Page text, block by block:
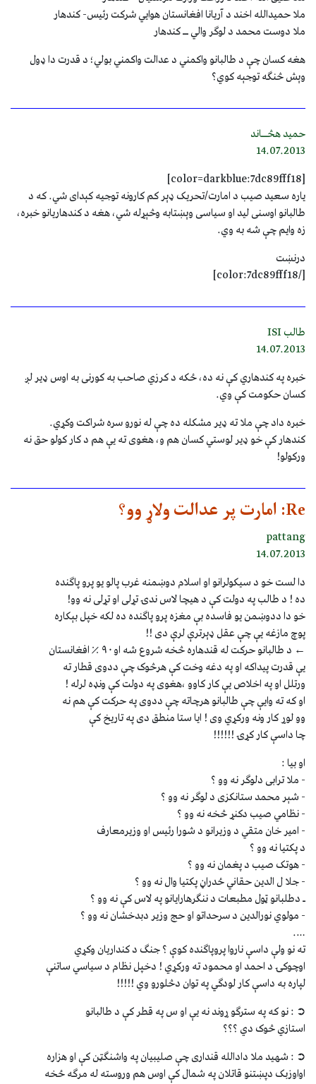
ملا حميدالله اخند د آريانا افغانستان هوايي شرکت رئيس- کندهار
ملا دوست محمد د لوګر والي ــ کندهار
هغه کسان چې د طالبانو واکمني د عدالت واکمني بولي؛ د قدرت دا ډول
وېش څنګه توجېه کوي؟
حمید هڅــاند
14.07.2013
[color=darkblue:7dc89fff18]
یاره سعید صیب د امارت/تحریک ډېر کم کارونه توجیه کېدای شي. که د
طالبانو اوسنی لید او سیاسی وېښتابه وڅېړله شي، هغه د کندهاریانو خبره،
زه وایم چې شه به وي.
درنښت
[/color:7dc89fff18]
طالب ISI
14.07.2013
خبره په کندهاري کې نه ده، ځکه د کرزي صاحب به کورنی به اوس ډیر لږ
کسان حکومت کې وي.
خبره داد چې ملا ته ډیر مشکله ده چې له نورو سره شراکت وکړي.
کندهار کې خو ډیر لوستي کسان هم و، هغوی ته یې هم د کار کولو حق نه
ورکولو!
Re: امارت پر عدالت ولاړ وو؟
pattang
14.07.2013
دا لست خو د سيکولرانو او اسلام دوښمنه غرب پالو يو پرو پاګنده
ده ! د طالب په دولت کې د هيچا لاس ندۍ تړلی او تړلی نه وو!
خو دا ددوښمن يو فاسده بې مغزه پرو پاګنده ده لکه خپل بېکاره
پوچ مازغه يې چې عقل ډېرترې لرې دی !!
← د طالبانو حرکت له قندهاره څخه شروع شه او۹۰ ٪ افغانستان
يې قدرت پيداکه او په دغه وخت کې هرڅوک چې ددوی قطار ته
ورتلل او په اخلاص يې کار کاوو ،هغوی په دولت کې ونډه لرله !
او که ته وايې چې طالبانو هرچاته چې ددوی په حرکت کې هم نه
وو لوړ کار ونه ورکړي وی ! ايا ستا منطق دی په تاريخ کې
چا داسې کار کړۍ !!!!!!
او بيا :
- ملا ترابی دلوګر نه وو ؟
- شېر محمد ستانکزی د لوګر نه وو ؟
- نظامي صيب دکنړ څخه نه وو ؟
- امير خان متقي د وزيرانو د شورا رئيس او وزيرمعارف
د پکتيا نه وو ؟
- هوتک صيب د پغمان نه وو ؟
- جلا ل الدين حقاني ځدراڼ پکتيا وال نه وو ؟
ـ دطلبانو ټول مطبعات د ننګرهارايانو په لاس کې نه وو ؟
- مولوي نورالدين د سرحداتو او حج وزير دبدخشان نه وو ؟
….
ته نو ولې داسې ناروا پروپاګنده کوې ؟ جنګ د کنداريان وکړي
اوچوکۍ د احمد او محمود ته ورکړي ! دخپل نظام د سياسي ساتنې
لپاره به داسې کار لودګي په توان دڅلورو وي !!!!!
➲ : نو که په سترګو ړوند نه يې او س په قطر کې د طالبانو
استازي څوک دي ؟؟؟
➲ : شهيد ملا دادالله قنداری چې صليبيان په واشنګټن کې او هزاره
اواوزبک دپښتنو قاتلان په شمال کې اوس هم وروسته له مرګه ځخه